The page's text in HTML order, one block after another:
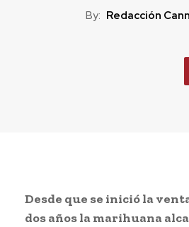
By: Redacción
Desde que se inició la
dos años la marihuana